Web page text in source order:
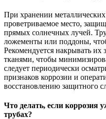
При хранении
проветриваемое место,
прямых солнечных лучей.
ложементы или поддоны,
Рекомендуется накрывать
тканями, чтобы
следует периодически
признаков коррозии и
восстановлению защитного
Что делать, если коррозия
трубах?